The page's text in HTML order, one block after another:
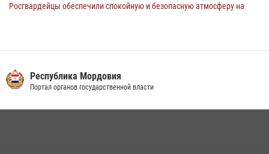
Росгвардейцы обеспечили спокойную и безопасную атмосферу на
обеспечили безопасность на футбольных мероприятиях: от
регионального турнира до Суперкубка России
Республика Мордовия
Портал органов государственной власти